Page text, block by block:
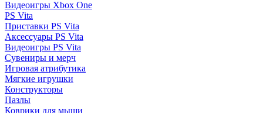
Видеоигры Xbox One
PS Vita
Приставки PS Vita
Аксессуары PS Vita
Видеоигры PS Vita
Сувениры и мерч
Игровая атрибутика
Мягкие игрушки
Конструкторы
Пазлы
Коврики для мыши